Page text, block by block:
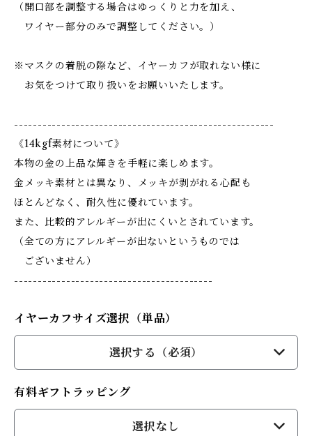
（開口部を調整する場合はゆっくりと力を加え、
ワイヤー部分のみで調整してください。）
※マスクの着脱の際など、イヤーカフが取れない様に
お気をつけて取り扱いをお願いいたします。
-------------------------------------------------------
《14kgf素材について》
本物の金の上品な輝きを手軽に楽しめます。
金メッキ素材とは異なり、メッキが剥がれる心配も
ほとんどなく、耐久性に優れています。
また、比較的アレルギーが出にくいとされています。
（全ての方にアレルギーが出ないというものでは
ございません）
------------------------------------------
イヤーカフサイズ選択（単品）
選択する（必須）
有料ギフトラッピング
選択なし